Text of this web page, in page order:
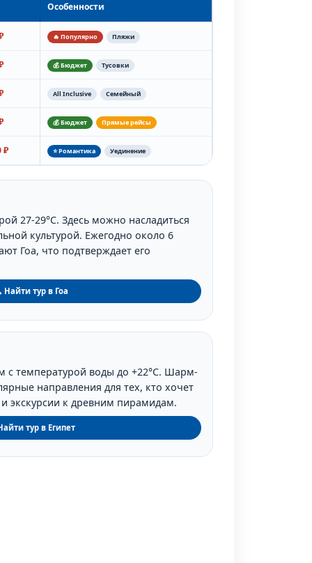
Особенности
🔥 Популярно Пляжи
💰 Бюджет Тусовки
All Inclusive Семейный
💰 Бюджет Прямые рейсы
₽ ⭐ Романтика Уединение
27-29°C. Здесь можно насладиться
культурой. Ежегодно около 6
Гоа, что подтверждает его
Найти тур в Гоа
с температурой воды до +22°C. Шарм-
направления для тех, кто хочет
экскурсии к древним пирамидам.
тур в Египет